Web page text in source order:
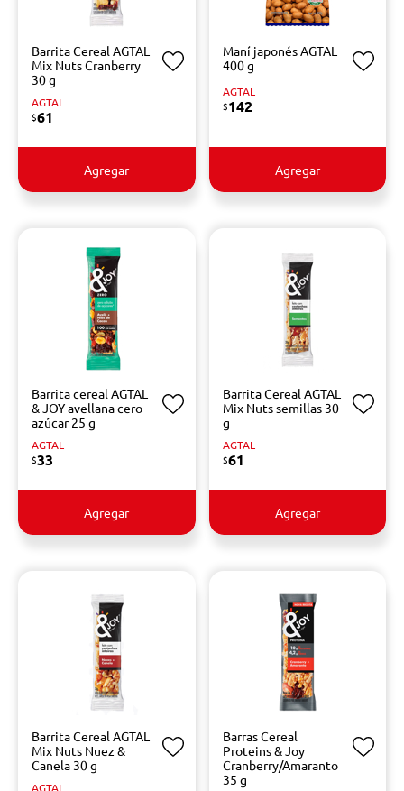
Barrita Cereal AGTAL
Mix Nuts Cranberry
30 g
AGTAL
$61
Agregar
Maní japonés AGTAL
400 g
AGTAL
$142
Agregar
Barrita cereal AGTAL
& JOY avellana cero
azúcar 25 g
AGTAL
$33
Agregar
Barrita Cereal AGTAL
Mix Nuts semillas 30
g
AGTAL
$61
Agregar
Barrita Cereal AGTAL
Mix Nuts Nuez &
Canela 30 g
AGTAL
Barras Cereal
Proteins & Joy
Cranberry/Amaranto
35 g